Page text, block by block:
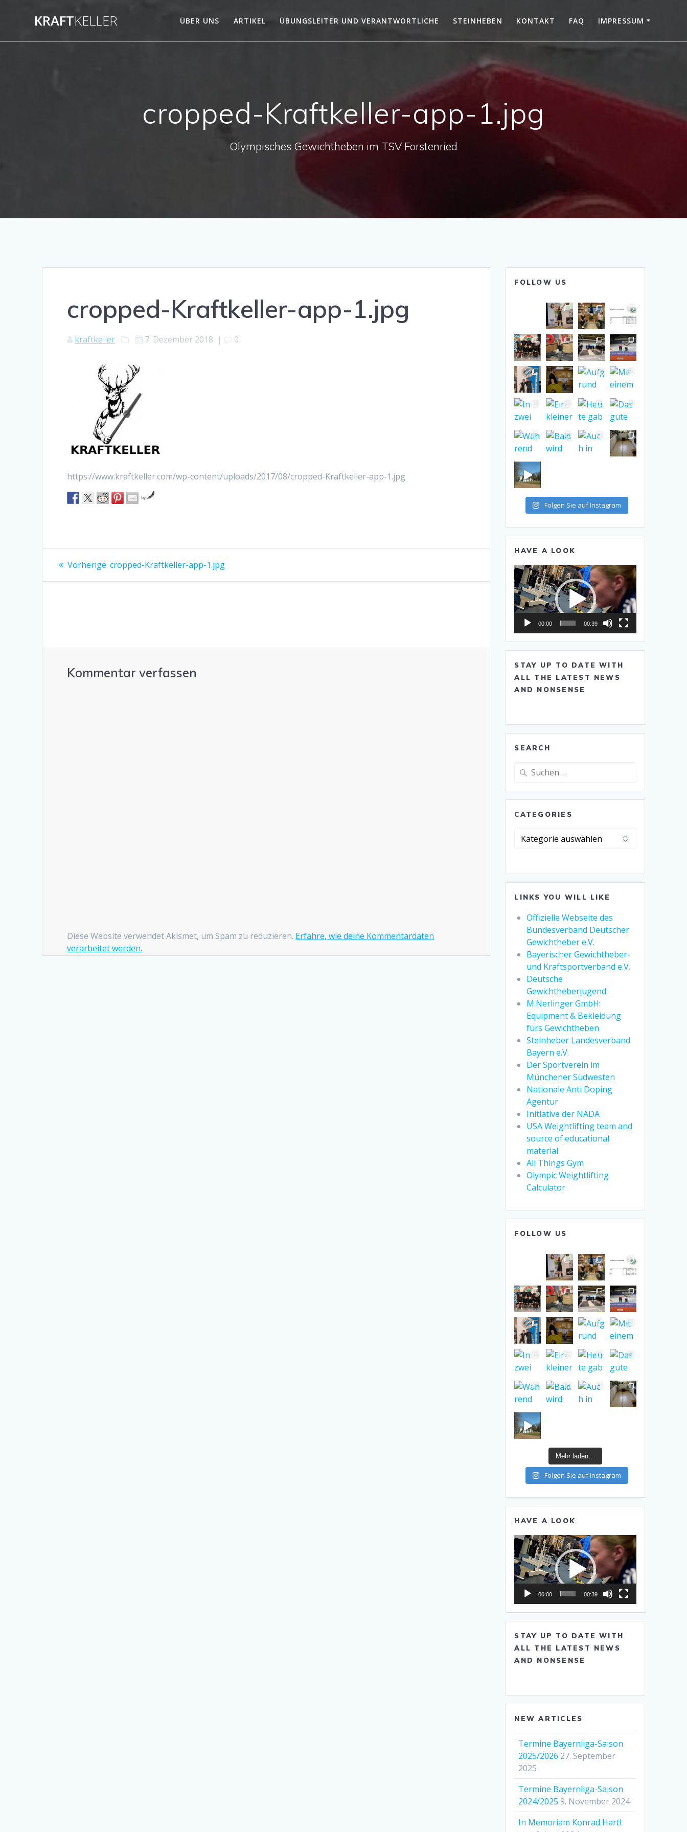
KRAFTKELLER ÜBER UNS ARTIKEL ÜBUNGSLEITER UND VERANTWORTLICHE STEINHEBEN KONTAKT FAQ IMPRESSUM
cropped-Kraftkeller-app-1.jpg
Olympisches Gewichtheben im TSV Forstenried
cropped-Kraftkeller-app-1.jpg
kraftkeller 7. Dezember 2018 | 0
https://www.kraftkeller.com/wp-content/uploads/2017/08/cropped-Kraftkeller-app-1.jpg
by
Beitragsnavigation
Vorherige: Vorheriger
cropped-Kraftkeller-app-1.jpg
Kommentar verfassen
Diese Website verwendet Akismet, um Spam zu reduzieren. Erfahre, wie deine Kommentardaten
verarbeitet werden.
FOLLOW US
Folgen Sie auf Instagram
HAVE A LOOK
Video-
Player
00:00 00:39
STAY UP TO DATE WITH
ALL THE LATEST NEWS
AND NONSENSE
SEARCH
Suche
nach:
CATEGORIES
Categories
LINKS YOU WILL LIKE
Offizielle Webseite des
Bundesverband Deutscher
Gewichtheber e.V.
Bayerischer Gewichtheber-
und Kraftsportverband e.V.
Deutsche
Gewichtheberjugend
M.Nerlinger GmbH:
Equipment & Bekleidung
fürs Gewichtheben
Steinheber Landesverband
Bayern e.V.
Der Sportverein im
Münchener Südwesten
Nationale Anti Doping
Agentur
Initiative der NADA
USA Weightlifting team and
source of educational
material
All Things Gym
Olympic Weightlifting
Calculator
FOLLOW US
Mehr laden…
Folgen Sie auf Instagram
HAVE A LOOK
Video-
Player
00:00 00:39
STAY UP TO DATE WITH
ALL THE LATEST NEWS
AND NONSENSE
NEW ARTICLES
Termine Bayernliga-Saison
2025/2026 27. September
2025
Termine Bayernliga-Saison
2024/2025 9. November 2024
In Memoriam Konrad Hartl